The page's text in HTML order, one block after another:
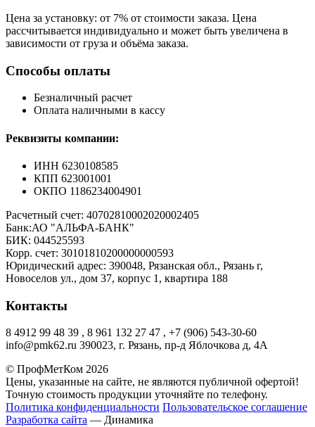
Цена за установку: от 7% от стоимости заказа. Цена
рассчитывается индивидуально и может быть увеличена в
зависимости от груза и объёма заказа.
Способы оплаты
Безналичный расчет
Оплата наличными в кассу
Реквизиты компании:
ИНН 6230108585
КПП 623001001
ОКПО 1186234004901
Расчетный счет: 40702810002020002405
Банк:АО "АЛЬФА-БАНК"
БИК: 044525593
Корр. счет: 30101810200000000593
Юридический адрес: 390048, Рязанская обл., Рязань г,
Новоселов ул., дом 37, корпус 1, квартира 188
Контакты
8 4912 99 48 39 , 8 961 132 27 47 , +7 (906) 543-30-60
info@pmk62.ru 390023, г. Рязань, пр-д Яблочкова д, 4А
© ПрофМетКом 2026
Цены, указанные на сайте, не являются публичной офертой!
Точную стоимость продукции уточняйте по телефону.
Политика конфиденциальности Пользовательское соглашение
Разработка сайта — Динамика